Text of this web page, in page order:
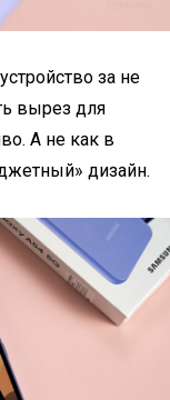
за не
вырез для
А не как в
дизайн.